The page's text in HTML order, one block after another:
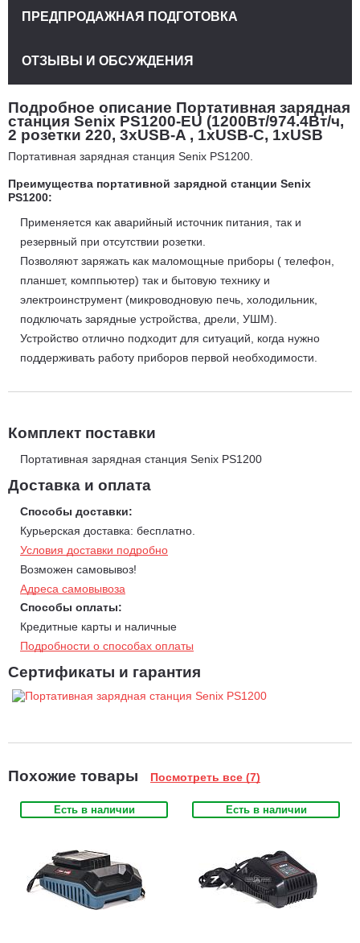
Подробное описание Портативная зарядная
станция Senix PS1200-EU (1200Вт/974.4Вт/ч,
2 розетки 220, 3хUSB-A , 1хUSB-C, 1хUSB
Портативная зарядная станция Senix PS1200.
Преимущества портативной зарядной станции Senix
PS1200:
Применяется как аварийный источник питания, так и
резервный при отсутствии розетки.
Позволяют заряжать как маломощные приборы ( телефон,
планшет, комппьютер) так и бытовую технику и
электроинструмент (микроводновую печь, холодильник,
подключать зарядные устройства, дрели, УШМ).
Устройство отлично подходит для ситуаций, когда нужно
поддерживать работу приборов первой необходимости.
Комплект поставки
Портативная зарядная станция Senix PS1200
Доставка и оплата
Способы доставки:
Курьерская доставка: бесплатно.
Условия доставки подробно
Возможен самовывоз!
Адреса самовывоза
Способы оплаты:
Кредитные карты и наличные
Подробности о способах оплаты
Сертификаты и гарантия
Похожие товары Посмотреть все (7)
Есть в наличии Есть в наличии
ПРЕДПРОДАЖНАЯ ПОДГОТОВКА
ОТЗЫВЫ И ОБСУЖДЕНИЯ